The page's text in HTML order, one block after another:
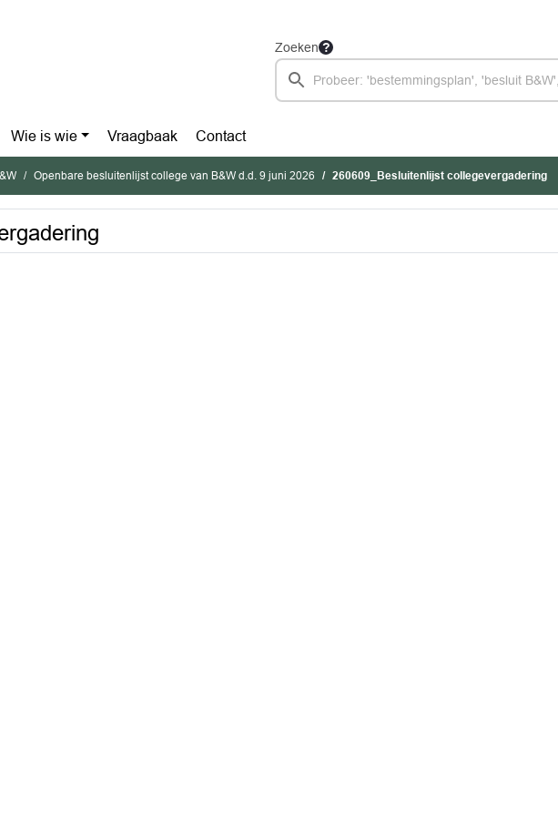
Zoeken
Wie is wie Vraagbaak Contact
Openbare besluitenlijst college van B&W d.d. 9 juni 2026 260609_Besluitenlijst collegevergadering